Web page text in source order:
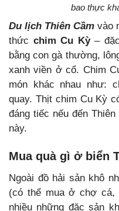
bao thực
Du lịch Thiên Cầm vào
thức chim Cu Kỳ–
bằng con gà thường,
xanh viền ở cổ. Chim
món khác nhau như:
quay. Thịt chim Cu Kỳ
đáng tiếc nếu đến
này.
Mua quà gì ở biển
Ngoài đồ hải sản khô
(có thể mua ở chợ
nhiều những đặc sản